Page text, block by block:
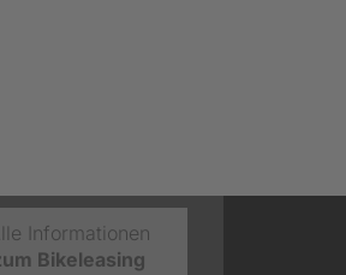
Informationen
Bikeleasing